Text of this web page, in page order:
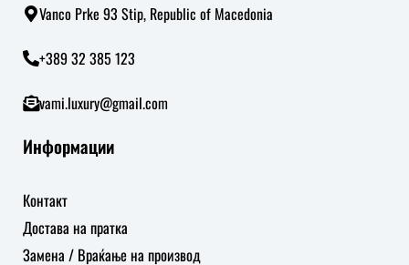
Vanco Prke 93 Stip, Republic of Macedonia
+389 32 385 123
vami.luxury@gmail.com
Информации
Контакт
Достава на пратка
Замена / Враќање на производ